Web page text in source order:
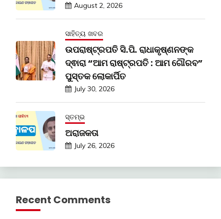
August 2, 2026
ସାହିତ୍ୟ ଖବର
ଉପରାଷ୍ଟ୍ରପତି ସି.ପି. ରାଧାକୃଷ୍ଣନଙ୍କ
ଦ୍ଵାରା “ଆମ ରାଷ୍ଟ୍ରପତି : ଆମ ଗୌରବ”
ପୁସ୍ତକ ଲୋକାର୍ପିତ
July 30, 2026
ସ୍ତମ୍ଭ
ଅରାଜକତା
July 26, 2026
Recent Comments